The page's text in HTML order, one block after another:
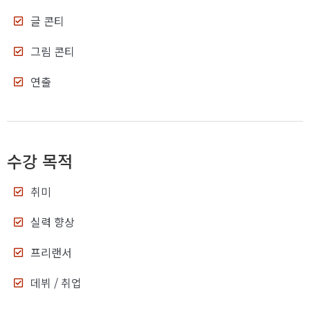
글 콘티
그림 콘티
연출
수강 목적
취미
실력 향상
프리랜서
데뷔 / 취업